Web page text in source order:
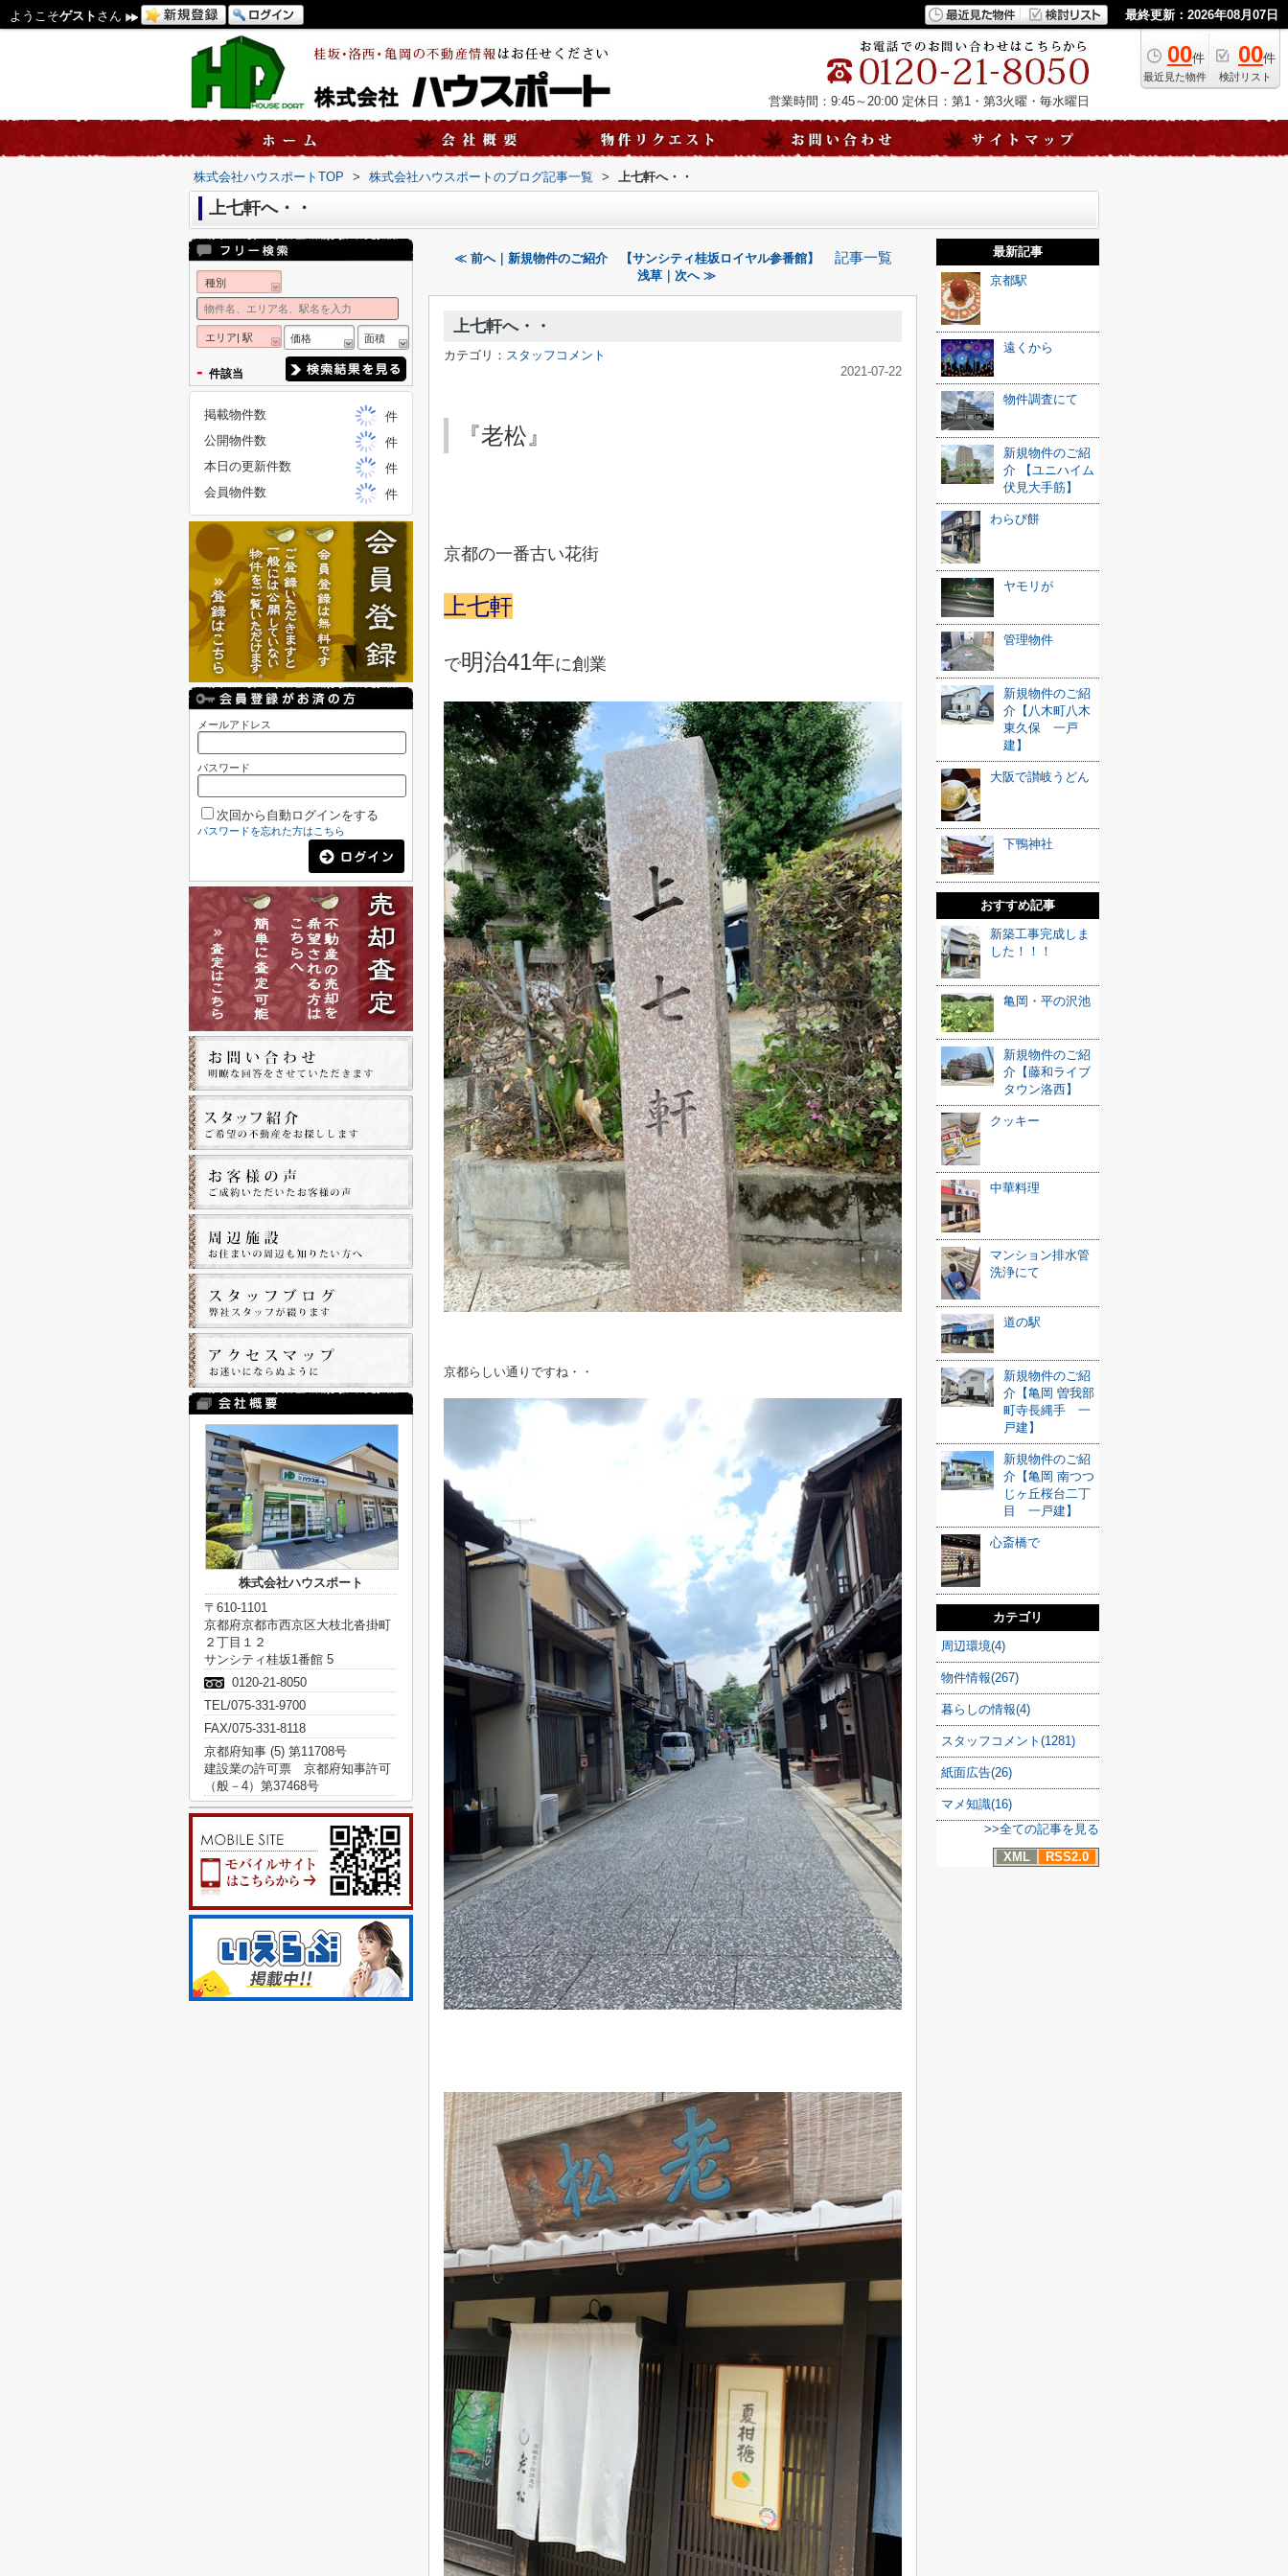
ようこそゲスト さん 最終更新：2026年08月07日
00件
最近見た物件
00件
検討リスト
営業時間：9:45～20:00 定休日：第1・第3火曜・毎水曜日
株式会社ハウスポートTOP > 株式会社ハウスポートのブログ記事一覧 > 上七軒へ・・
上七軒へ・・
≪ 前へ｜新規物件のご紹介 【サンシティ桂坂ロイヤル参番館】 記事一覧
浅草｜次へ ≫
上七軒へ・・
カテゴリ： スタッフコメント
2021-07-22
『老松』
京都の一番古い花街
上七軒
で明治41年に創業
京都らしい通りですね・・
最新記事
京都駅
遠くから
物件調査にて
新規物件のご紹
介 【ユニハイム
伏見大手筋】
わらび餅
ヤモリが
管理物件
新規物件のご紹
介【八木町八木
東久保 一戸
建】
大阪で讃岐うどん
下鴨神社
おすすめ記事
新築工事完成しま
した！！！
亀岡・平の沢池
新規物件のご紹
介【藤和ライブ
タウン洛西】
クッキー
中華料理
マンション排水管
洗浄にて
道の駅
新規物件のご紹
介【亀岡 曽我部
町寺長縄手 一
戸建】
新規物件のご紹
介【亀岡 南つつ
じヶ丘桜台二丁
目 一戸建】
心斎橋で
カテゴリ
周辺環境(4)
物件情報(267)
暮らしの情報(4)
スタッフコメント(1281)
紙面広告(26)
マメ知識(16)
>>全ての記事を見る
XML
RSS2.0
種別
エリア| 駅 価格 面積
- 件該当
掲載物件数
件
公開物件数
件
本日の更新件数
件
会員物件数
件
メールアドレス
パスワード
次回から自動ログインをする
パスワードを忘れた方はこちら
株式会社ハウスポート
〒610-1101
京都府京都市西京区大枝北沓掛町
２丁目１２
サンシティ桂坂1番館 5
0120-21-8050
TEL/075-331-9700
FAX/075-331-8118
京都府知事 (5) 第11708号
建設業の許可票 京都府知事許可
（般－4）第37468号